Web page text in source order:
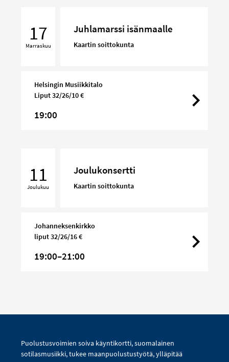
17
Marraskuu
Juhlamarssi isänmaalle
Kaartin soittokunta
Helsingin Musiikkitalo
Liput 32/26/10 €
19:00
11
Joulukuu
Joulukonsertti
Kaartin soittokunta
Johanneksenkirkko
liput 32/26/16 €
19:00–21:00
Puolustusvoimien soiva käyntikortti, suomalainen
sotilasmusiikki, tukee maanpuolustustyötä, ylläpitää